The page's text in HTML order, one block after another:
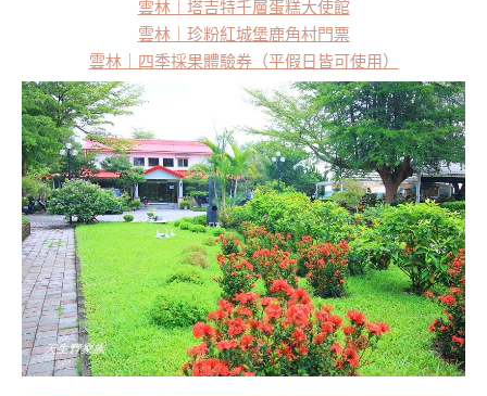
雲林｜塔吉特千層蛋糕大使館
雲林｜珍粉紅城堡鹿角村門票
雲林｜四季採果體驗券（平假日皆可使用）